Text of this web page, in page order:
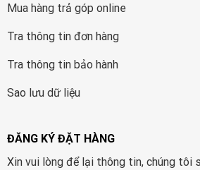
Mua hàng trả góp online
Tra thông tin đơn hàng
Tra thông tin bảo hành
Sao lưu dữ liệu
ĐĂNG KÝ ĐẶT HÀNG
Xin vui lòng để lại thông tin, chúng tôi